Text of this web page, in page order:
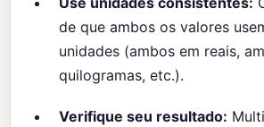
de que ambos os valores
unidades (ambos em reais,
quilogramas, etc.).
Verifique seu resultado: